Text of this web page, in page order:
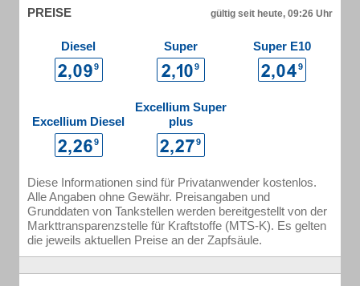
PREISE gültig seit heute, 09:26 Uhr
Diesel Super Super E10
Excellium Diesel
Excellium Super
plus
Diese Informationen sind für Privatanwender kostenlos.
Alle Angaben ohne Gewähr. Preisangaben und
Grunddaten von Tankstellen werden bereitgestellt von der
Markttransparenzstelle für Kraftstoffe (MTS-K). Es gelten
die jeweils aktuellen Preise an der Zapfsäule.